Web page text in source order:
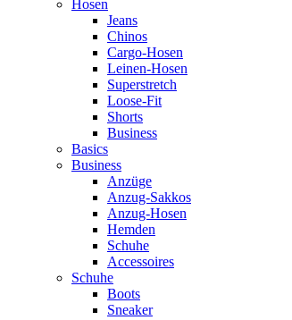
Hosen
Jeans
Chinos
Cargo-Hosen
Leinen-Hosen
Superstretch
Loose-Fit
Shorts
Business
Basics
Business
Anzüge
Anzug-Sakkos
Anzug-Hosen
Hemden
Schuhe
Accessoires
Schuhe
Boots
Sneaker